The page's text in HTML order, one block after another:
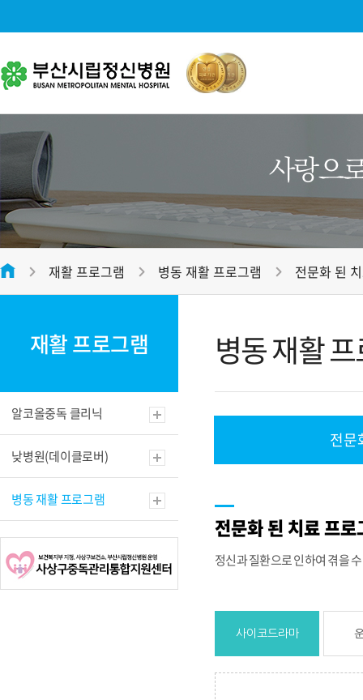
051-312-2288
평일 09:00 ~ 17:00
접수마감시간 오전 12:00 , 오후 16:30
병원소개
병원장 인사말
미션 및 비전
병원 조직도
오시는 길
재활 프로그램 병동 재활 프로그램 전문화 된
재활 프로그램
알코올중독 클리닉
낮병원(데이클로버)
병동 재활 프로그램
병동 재활
전문
전문화 된 치료 프
정신과 질환으로 인하여 겪을
사이코드라마